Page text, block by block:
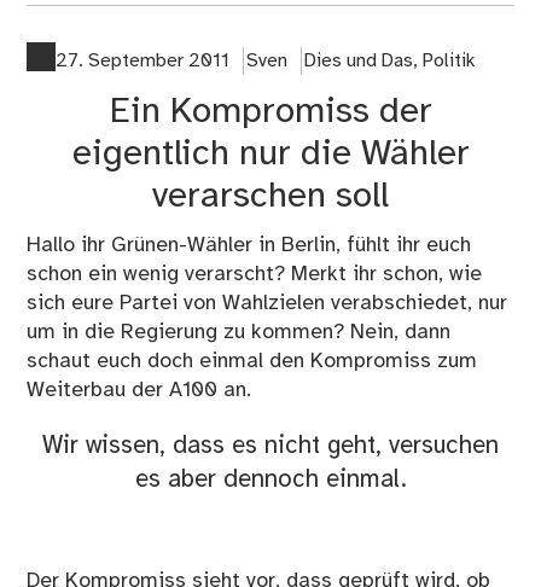
27. September 2011 Sven Dies und Das, Politik
Ein Kompromiss der
eigentlich nur die Wähler
verarschen soll
Hallo ihr Grünen-Wähler in Berlin, fühlt ihr euch
schon ein wenig verarscht? Merkt ihr schon, wie
sich eure Partei von Wahlzielen verabschiedet, nur
um in die Regierung zu kommen? Nein, dann
schaut euch doch einmal den Kompromiss zum
Weiterbau der A100 an.
Wir wissen, dass es nicht geht, versuchen
es aber dennoch einmal.
Der Kompromiss sieht vor, dass geprüft wird, ob